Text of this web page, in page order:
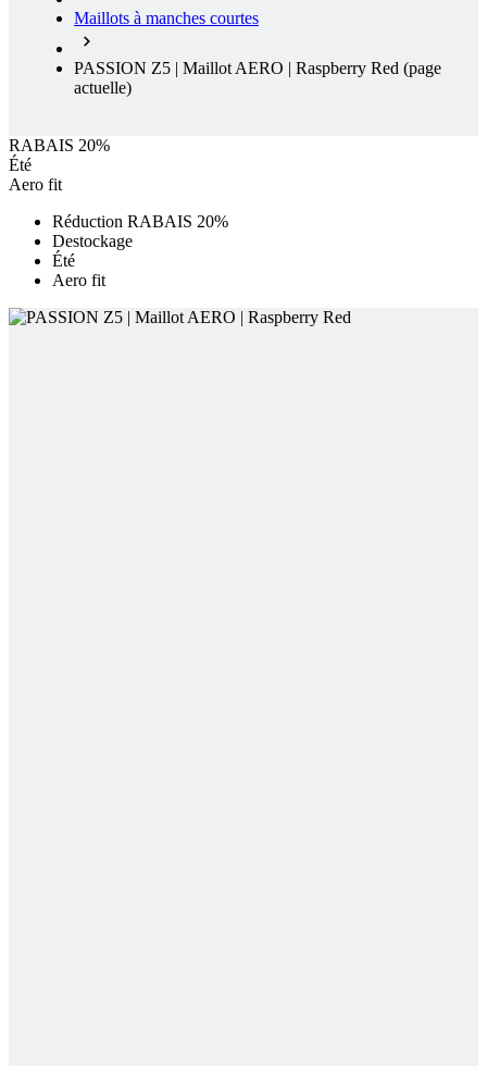
Maillots à manches courtes
PASSION Z5 | Maillot AERO | Raspberry Red (page
actuelle)
RABAIS 20%
Été
Aero fit
Réduction RABAIS 20%
Destockage
Été
Aero fit